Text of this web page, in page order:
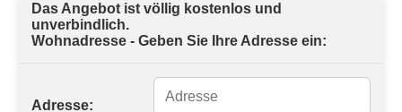
Das Angebot ist völlig kostenlos und
unverbindlich.
Wohnadresse - Geben Sie Ihre Adresse ein:
Adresse: